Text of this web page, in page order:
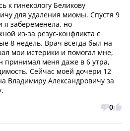
к гинекологу Беликову
для удаления миомы. Спустя 9
я забеременела, но
из-за резус-конфликта с
8 недель. Врач всегда был на
мои истерики и помогал мне,
принимал меня даже в 6 утра,
Сейчас моей дочери 12
Владимиру Александровичу за
0